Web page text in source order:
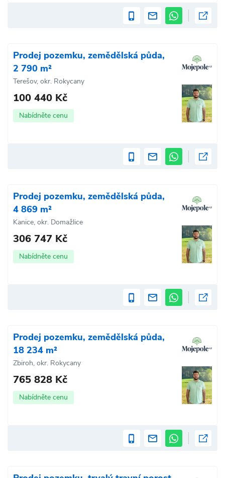
Prodej pozemku, zemědělská půda,
2 790 m²
Terešov, okr. Rokycany
100 440 Kč
Nabídněte cenu
Prodej pozemku, zemědělská půda,
4 869 m²
Kanice, okr. Domažlice
306 747 Kč
Nabídněte cenu
Prodej pozemku, zemědělská půda,
18 234 m²
Zbiroh, okr. Rokycany
765 828 Kč
Nabídněte cenu